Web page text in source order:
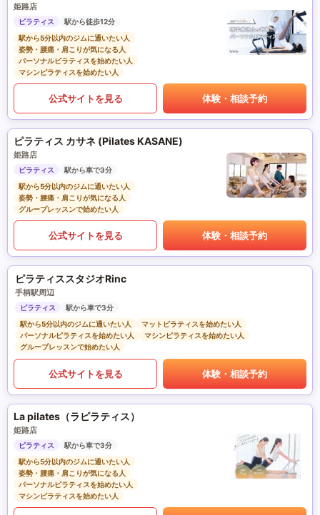
姫路店
ピラティス
駅から徒歩12分
駅から5分以内のジムに通いたい人
姿勢・腰痛・肩こりが気になる人
パーソナルピラティスを始めたい人
マシンピラティスを始めたい人
公式サイトを見る 体験・相談予約
ピラティス カサネ (Pilates KASANE)
姫路店
ピラティス
駅から車で3分
駅から5分以内のジムに通いたい人
姿勢・腰痛・肩こりが気になる人
グループレッスンで始めたい人
公式サイトを見る 体験・相談予約
ピラティススタジオRinc
手柄駅周辺
ピラティス
駅から車で3分
駅から5分以内のジムに通いたい人
マットピラティスを始めたい人
パーソナルピラティスを始めたい人
マシンピラティスを始めたい人
グループレッスンで始めたい人
公式サイトを見る 体験・相談予約
La pilates（ラピラティス）
姫路店
ピラティス
駅から車で3分
駅から5分以内のジムに通いたい人
姿勢・腰痛・肩こりが気になる人
パーソナルピラティスを始めたい人
マシンピラティスを始めたい人